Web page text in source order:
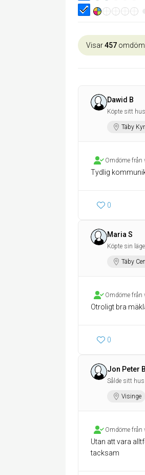
Visar457
Dawid B
Köpte sitt
Täby
Omdöme från
Tydlig
0
Maria S
Köpte sin
Täby
Omdöme från
Otroligt bra
0
Jon Peter
Sålde sitt
Visinge
Omdöme från
Utan att vara
tacksam